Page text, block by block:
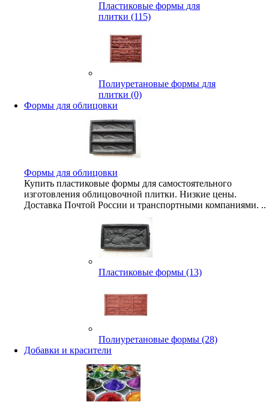
Пластиковые формы для
плитки (115)
Полиуретановые формы для
плитки (0)
Формы для облицовки
Формы для облицовки
Купить пластиковые формы для самостоятельного
изготовления облицовочной плитки. Низкие цены.
Доставка Почтой России и транспортными компаниями. ..
Пластиковые формы (13)
Полиуретановые формы (28)
Добавки и красители